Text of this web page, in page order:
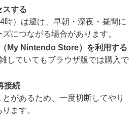
スする
時）は避け、早朝・深夜・昼間に
につながる場合があります。
My Nintendo Store）を利用する
していてもブラウザ版では購入で
接続
があるため、一度切断してやり
ます。